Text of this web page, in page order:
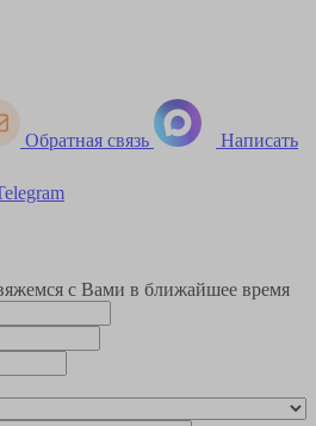
Обратная связь Написать
с Вами в ближайшее время